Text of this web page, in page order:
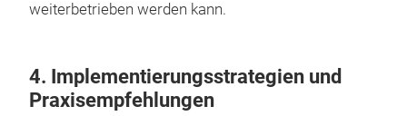
weiterbetrieben werden kann.
4. Implementierungsstrategien und
Praxisempfehlungen